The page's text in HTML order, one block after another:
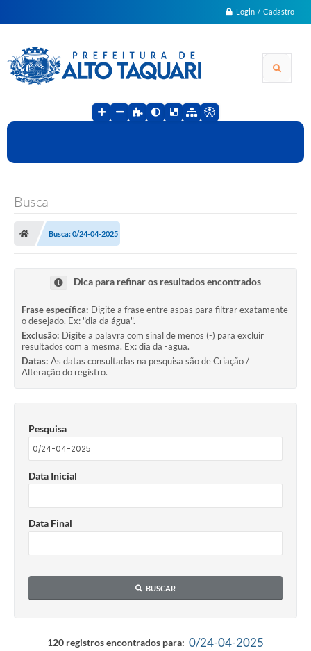
Login / Cadastro
Busca
Busca: 0/24-04-2025
Dica para refinar os resultados encontrados
Frase específica: Digite a frase entre aspas para filtrar exatamente
o desejado. Ex: "dia da água".
Exclusão: Digite a palavra com sinal de menos (-) para excluir
resultados com a mesma. Ex: dia da -agua.
Datas: As datas consultadas na pesquisa são de Criação /
Alteração do registro.
Pesquisa
Data Inicial
Data Final
BUSCAR
120 registros encontrados para: 0/24-04-2025